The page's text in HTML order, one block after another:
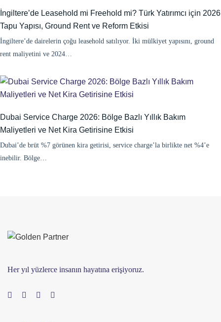
İngiltere’de Leasehold mi Freehold mi? Türk Yatırımcı için 2026
Tapu Yapısı, Ground Rent ve Reform Etkisi
İngiltere’de dairelerin çoğu leasehold satılıyor. İki mülkiyet yapısını, ground
rent maliyetini ve 2024…
Dubai Service Charge 2026: Bölge Bazlı Yıllık Bakım
Maliyetleri ve Net Kira Getirisine Etkisi
Dubai’de brüt %7 görünen kira getirisi, service charge’la birlikte net %4’e
inebilir. Bölge…
Her yıl yüzlerce insanın hayatına erişiyoruz.